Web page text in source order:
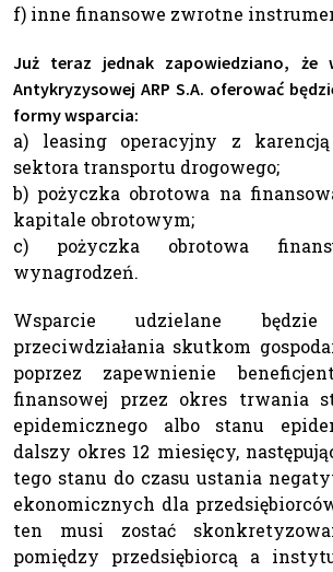
f) inne finansowe zwrotne
Już teraz jednak zapowiedziano, że
Antykryzysowej ARP S.A. oferować
formy wsparcia:
a) leasing operacyjny z
sektora transportu drogowego;
b) pożyczka obrotowa na
kapitale obrotowym;
c) pożyczka obrotowa
wynagrodzeń.
Wsparcie udzielane
przeciwdziałania skutkom
poprzez zapewnienie
finansowej przez okres trwania
epidemicznego albo stanu
dalszy okres 12 miesięcy,
tego stanu do czasu ustania
ekonomicznych dla
ten musi zostać
pomiędzy przedsiębiorcą a